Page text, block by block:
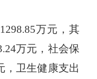
1298.85万元，其
万元，社会保
，卫生健康支出